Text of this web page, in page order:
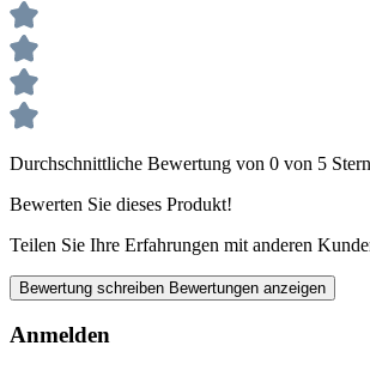
Durchschnittliche Bewertung von 0 von 5
Bewerten Sie dieses Produkt!
Teilen Sie Ihre Erfahrungen mit anderen
Bewertung schreiben Bewertungen anzeigen
Anmelden